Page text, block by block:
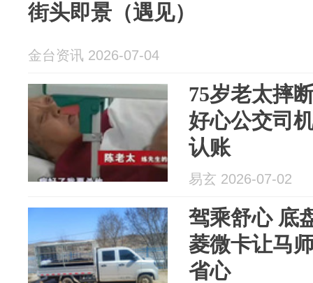
街头即景（遇见）
金台资讯 2026-07-04
75岁老太摔
好心公交司
认账
易玄 2026-07-02
驾乘舒心 底
菱微卡让马
省心